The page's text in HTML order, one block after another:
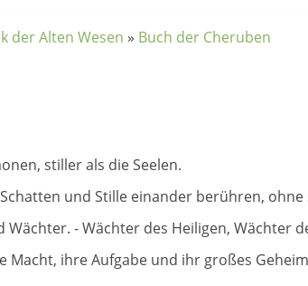
der Alten Wesen » Buch der Cheruben
stiller als die Seelen.
und Stille einander berühren, ohne
- Wächter des Heiligen, Wächter
ihre Aufgabe und ihr großes